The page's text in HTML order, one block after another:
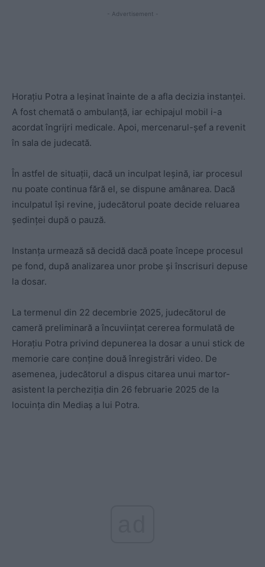
- Advertisement -
Horaţiu Potra a leşinat înainte de a afla decizia instanței.
A fost chemată o ambulanţă, iar echipajul mobil i-a
acordat îngrijri medicale. Apoi, mercenarul-șef a revenit
în sala de judecată.
În astfel de situaţii, dacă un inculpat leşină, iar procesul
nu poate continua fără el, se dispune amânarea. Dacă
inculpatul îşi revine, judecătorul poate decide reluarea
şedinţei după o pauză.
Instanţa urmează să decidă dacă poate începe procesul
pe fond, după analizarea unor probe şi înscrisuri depuse
la dosar.
La termenul din 22 decembrie 2025, judecătorul de
cameră preliminară a încuviinţat cererea formulată de
Horaţiu Potra privind depunerea la dosar a unui stick de
memorie care conţine două înregistrări video. De
asemenea, judecătorul a dispus citarea unui martor-
asistent la percheziţia din 26 februarie 2025 de la
locuinţa din Mediaş a lui Potra.